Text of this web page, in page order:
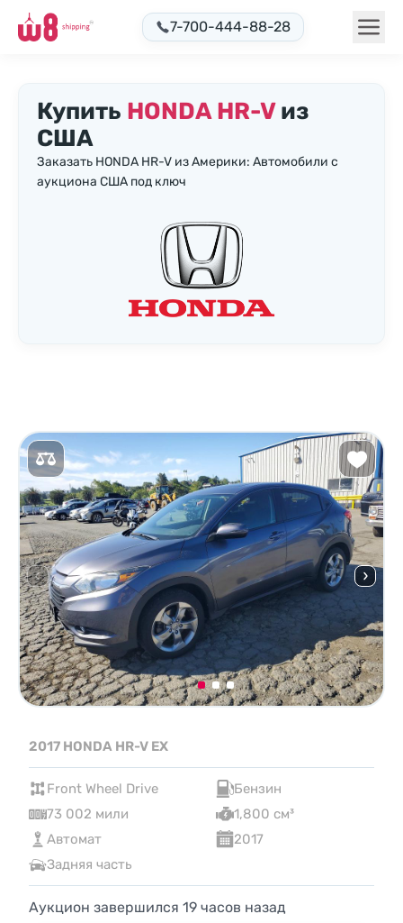
7-700-444-88-28
Купить HONDA HR-Vиз
США
Заказать HONDA HR-V из Америки: Автомобили с
аукциона США под ключ
2017 HONDA HR-V EX
Front Wheel Drive
Бензин
73 002 мили
1,800 см³
Автомат
2017
Задняя часть
Аукцион завершился 19 часов назад